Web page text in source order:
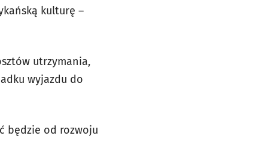
kulturę –
utrzymania,
wyjazdu do
będzie od rozwoju